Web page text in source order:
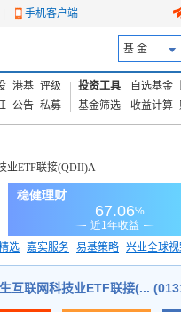
手机客户端
基 金
港基 评级
公告 私募
投资工具 自选基金
基金筛选
收益计算
业ETF联接(QDII)A
选 嘉实服务 易基策略 兴业全球
互联网科技业ETF联接(...